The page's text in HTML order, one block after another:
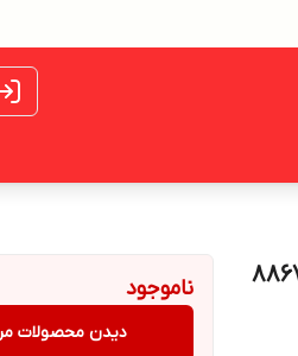
ناموجود
دیدن محصولات